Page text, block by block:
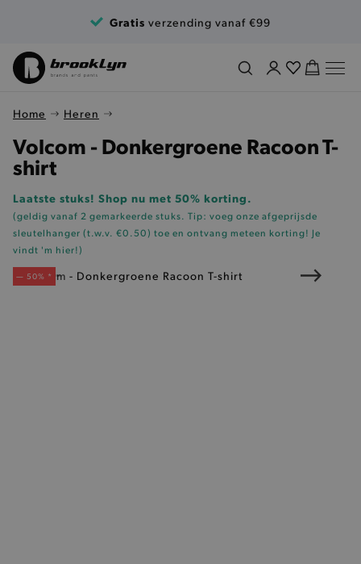
Gratis verzending vanaf €99
Home Heren
Volcom - Donkergroene Racoon T-
shirt
Laatste stuks! Shop nu met 50% korting.
(geldig vanaf 2 gemarkeerde stuks. Tip: voeg onze afgeprijsde
sleutelhanger (t.w.v. €0.50) toe en ontvang meteen korting! Je
vindt 'm hier!)
— 50% *